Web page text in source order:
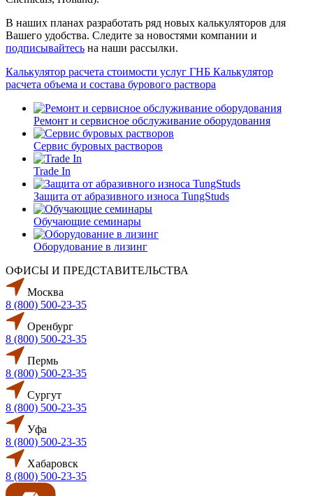
В наших планах разработать ряд новых калькуляторов для
Вашего удобства. Следите за новостями компании и
подписывайтесь на наши рассылки.
Калькулятор расчета стоимости услуг ГНБ Калькулятор
расчета объема и состава бурового раствора
Ремонт и сервисное обслуживание оборудования
Сервис буровых растворов
Trade In
Защита от абразивного износа TungStuds
Обучающие семинары
Оборудование в лизинг
ОФИСЫ И ПРЕДСТАВИТЕЛЬСТВА
Москва
8 (800) 500-23-35
Оренбург
8 (800) 500-23-35
Пермь
8 (800) 500-23-35
Сургут
8 (800) 500-23-35
Уфа
8 (800) 500-23-35
Хабаровск
8 (800) 500-23-35